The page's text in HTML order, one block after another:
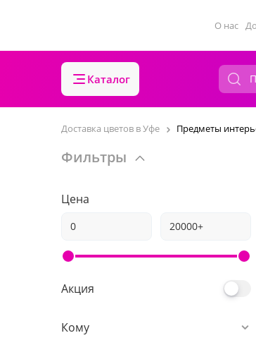
О нас
Каталог
Доставка цветов в Уфе Предметы
Фильтры
Цена
Акция
Кому